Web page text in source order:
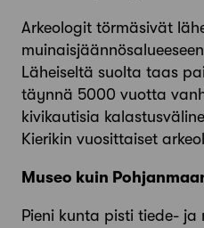
Arkeologit törmäsivät
Läheiseltä suolta taas
täynnä 5000 vuotta
kivikautisia
Kierikin vuosittaiset
Museo kuin
Pieni kunta pisti tiede- ja